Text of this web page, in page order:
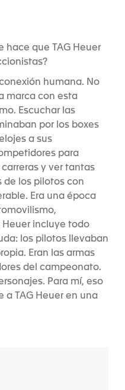
hace que TAG Heuer
humana. No
marca con esta
Escuchar las
por los boxes
a sus
para
y ver tantas
de los pilotos con
Era una época
incluye todo
los pilotos llevaban
Eran las armas
del campeonato.
Para mí, eso
a TAG Heuer en una